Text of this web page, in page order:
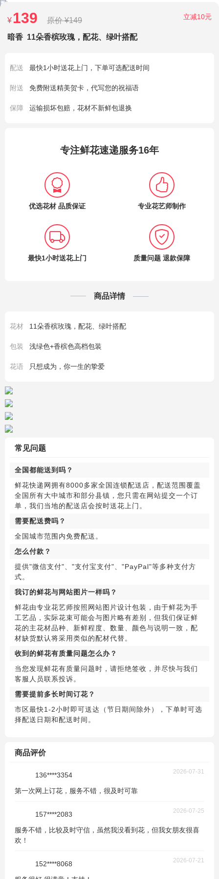
¥ 139 原价 ¥149 立减10元
暗香 11朵香槟玫瑰，配花、绿叶搭配
配送 最快1小时送花上门，下单可选配送时间
附送 免费附送精美贺卡，代写您的祝福语
保障 运输损坏包赔，花材不新鲜包退换
专注鲜花速递服务16年
优选花材 品质保证 专业花艺师制作
最快1小时送花上门 质量问题 退款保障
商品详情
花材 11朵香槟玫瑰，配花、绿叶搭配
包装 浅绿色+香槟色高档包装
花语 只想成为，你一生的挚爱
常见问题
全国都能送到吗？
鲜花快递网拥有8000多家全国连锁配送店，配送范围覆盖
全国所有大中城市和部分县镇，您只需在网站提交一个订
单，我们当地的配送店会按时送花上门。
需要配送费吗？
全国城市范围内免费配送。
怎么付款？
提供"微信支付"、"支付宝支付"、"PayPal"等多种支付方
式。
我订的鲜花与网站图片一样吗？
鲜花由专业花艺师按照网站图片设计包装，由于鲜花为手
工艺品，实际花束可能会与图片略有差别，但我们保证鲜
花的主花材品种、新鲜程度、数量、颜色与说明一致，配
材缺货默认将采用类似的配材代替。
收到的鲜花有质量问题怎么办？
当您发现鲜花有质量问题时，请拒绝签收，并尽快与我们
客服人员联系投诉。
需要提前多长时间订花？
市区最快1-2小时即可送达（节日期间除外），下单时可选
择配送日期和配送时间。
商品评价
2026-07-31
136****3354
第一次网上订花，服务不错，很及时可靠
2026-07-25
157****2083
服务不错，比较及时守信，虽然我没看到花，但我女朋友很喜
欢！
2026-07-21
152****8068